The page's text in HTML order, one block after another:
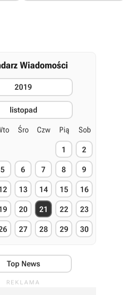
Wiadomości
2019
listopad
Śro Czw Pią Sob
1 2
5 6 7 8 9
13 14 15 16
20 21 22 23
27 28 29 30
Top News